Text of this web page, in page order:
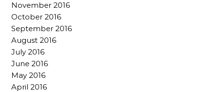
November 2016
October 2016
September 2016
August 2016
July 2016
June 2016
May 2016
April 2016